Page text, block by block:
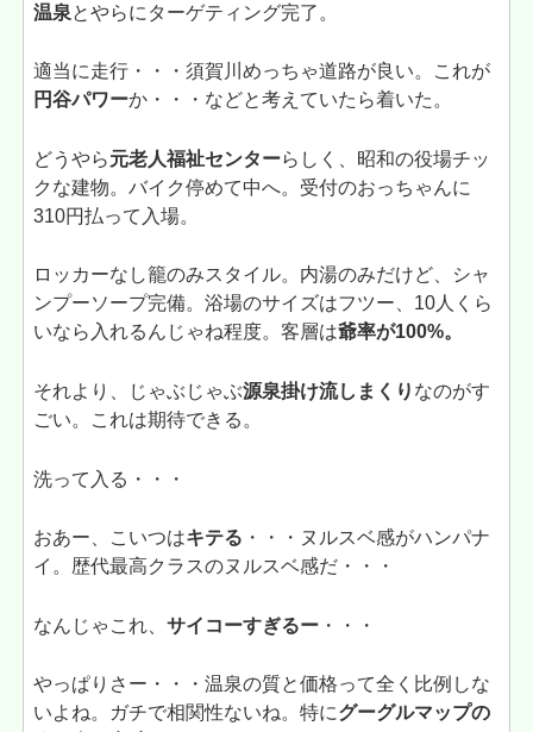
温泉とやらにターゲティング完了。
適当に走行・・・須賀川めっちゃ道路が良い。これが
円谷パワーか・・・などと考えていたら着いた。
どうやら元老人福祉センターらしく、昭和の役場チッ
クな建物。バイク停めて中へ。受付のおっちゃんに
310円払って入場。
ロッカーなし籠のみスタイル。内湯のみだけど、シャ
ンプーソープ完備。浴場のサイズはフツー、10人くら
いなら入れるんじゃね程度。客層は爺率が100%。
それより、じゃぶじゃぶ源泉掛け流しまくり なのがす
ごい。これは期待できる。
洗って入る・・・
おあー、こいつはキテる ・・・ヌルスベ感がハンパナ
イ。歴代最高クラスのヌルスベ感だ・・・
なんじゃこれ、サイコーすぎるー ・・・
やっぱりさー・・・温泉の質と価格って全く比例しな
いよね。ガチで相関性ないね。特にグーグルマップの